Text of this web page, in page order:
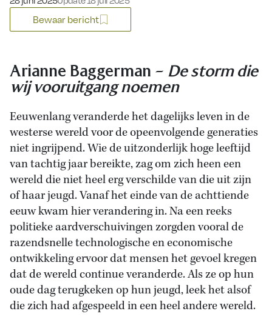
Bewaar bericht
Arianne Baggerman – De storm die
wij vooruitgang noemen
Eeuwenlang veranderde het dagelijks leven in de
westerse wereld voor de opeenvolgende generaties
niet ingrijpend. Wie de uitzonderlijk hoge leeftijd
van tachtig jaar bereikte, zag om zich heen een
wereld die niet heel erg verschilde van die uit zijn
of haar jeugd. Vanaf het einde van de achttiende
eeuw kwam hier verandering in. Na een reeks
politieke aardverschuivingen zorgden vooral de
razendsnelle technologische en economische
ontwikkeling ervoor dat mensen het gevoel kregen
dat de wereld continue veranderde. Als ze op hun
oude dag terugkeken op hun jeugd, leek het alsof
die zich had afgespeeld in een heel andere wereld.